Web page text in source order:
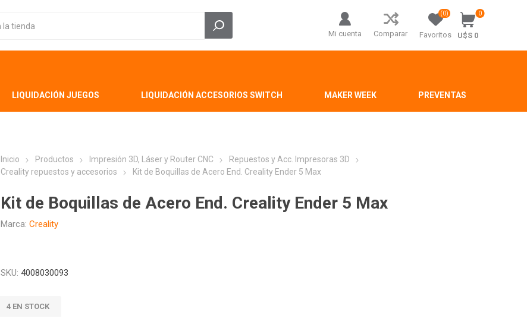
Mi cuenta Comparar Favoritos
(0) 0
U$S 0
LIQUIDACIÓN JUEGOS LIQUIDACIÓN ACCESORIOS SWITCH MAKER WEEK PREVENTAS
Inicio Productos Impresión 3D, Láser y Router CNC
Repuestos y Acc. Impresoras 3D
Creality repuestos y accesorios
Kit de Boquillas de Acero End. Creality Ender 5 Max
Kit de Boquillas de Acero End. Creality Ender 5 Max
Marca: Creality
SKU: 4008030093
4 EN STOCK